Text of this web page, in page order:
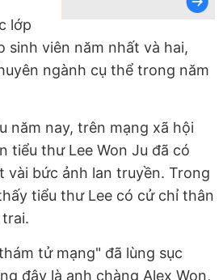
lớp
sinh viên năm nhất và hai,
ngành cụ thể trong năm
năm nay, trên mạng xã hội
tiểu thư Lee Won Ju đã có
vài bức ảnh lan truyền. Trong
tiểu thư Lee có cử chỉ thân
tử mạng" đã lùng sục
đây là anh chàng Alex Won,